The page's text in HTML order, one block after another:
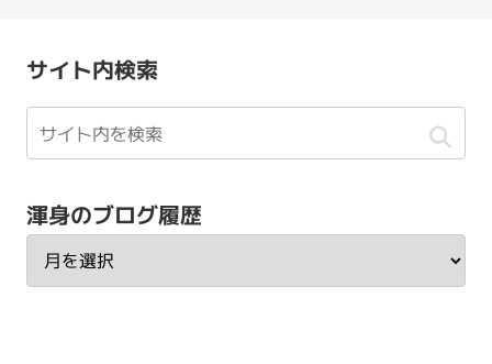
サイト内検索
渾身のブログ履歴